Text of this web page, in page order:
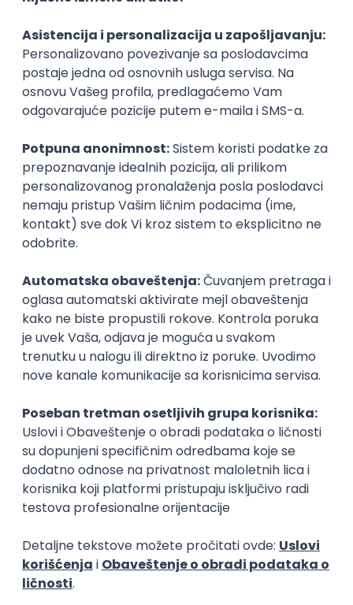
jedan programer. Dakle, ako je vaš cilj ne samo da
naučite da pišete kodove, već i da se zaposlite kao
programer, morate da učite i kako da sarađujete s
timom.
Možete da naučite da pišete kodove sami, baš kao
što možete da naučite sami da svirate violinu, ali to
uči kroz vežbu i sviranje s drugima. Isto je i s
programiranjem. Kada ste okruženi drugim ljudima
koji takođe uče da programiraju, učićete i da delite
iskustva, rešenja i mišljenja. Sve navedeno je osnov za
buduću uspešnu saradnju.
4. Lakše je sačuvati motivaciju
„Ne znam mnogo programera koji nemaju priču o
tome kako su hteli da odustanu kada su se susreli s
nekim problemom“, ističe Flombaum. Postoje neki
ljudi koji mogu sami da nađu rešenje, ali većini ljudi je
znaju da imaju podršku i ljude na koje mogu da se
oslone, postaju sigurniji u učenju, ali i motivisaniji su da
isprobavaju razne druge stvari i ideje koje će deliti s
mentorima i kolegama.
Izvor: www.kurir.rs